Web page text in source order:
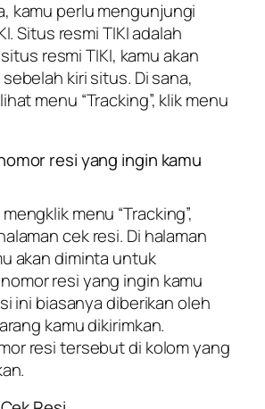
kamu perlu mengunjungi
Situs resmi TIKI adalah
resmi TIKI, kamu akan
kiri situs. Di sana,
menu “Tracking”, klik menu
resi yang ingin kamu
menu “Tracking”,
cek resi. Di halaman
akan diminta untuk
resi yang ingin kamu
ini biasanya diberikan oleh
kamu dikirimkan.
resi tersebut di kolom yang